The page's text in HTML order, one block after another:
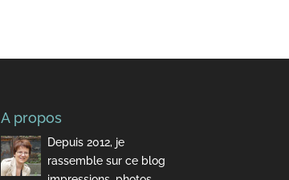
A propos
Depuis 2012, je
rassemble sur ce blog